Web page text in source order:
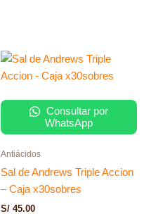
Consultar por
WhatsApp
Antiácidos
Sal de Andrews Triple Accion
– Caja x30sobres
S/ 45.00